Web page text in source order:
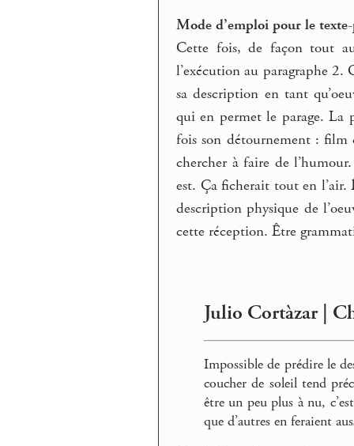
Mode d’emploi pour le
Cette fois, de façon tout
l’exécution au paragraphe
sa description en tant
qui en permet le parage. La
fois son détournement : film
chercher à faire de
est. Ça ficherait tout en l’air.
description physique de
cette réception. Être
Julio Cortàzar |
Impossible de prédire le
coucher de soleil tend
être un peu plus à nu,
que d’autres en feraient